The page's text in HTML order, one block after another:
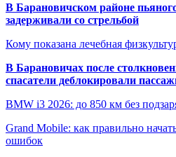
В Барановичском районе
задерживали со стрельбой
Кому показана лечебная
В Барановичах после
спасатели деблокировали
BMW i3 2026: до 850 км без
Grand Mobile: как правильно
ошибок